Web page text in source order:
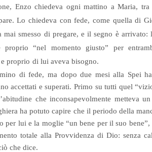
Enzo chiedeva ogni mattino a Maria,
Lo chiedeva con fede, come quella di
mai smesso di pregare, e il segno è arrivato:
proprio “nel momento giusto” per
proprio di lui aveva bisogno.
di fede, ma dopo due mesi alla Spei
accettati e superati. Primo su tutti quel
che inconsapevolmente metteva
ha potuto capire che il periodo della
lui e la moglie “un bene per il suo bene”,
totale alla Provvidenza di Dio: senza
che dice.